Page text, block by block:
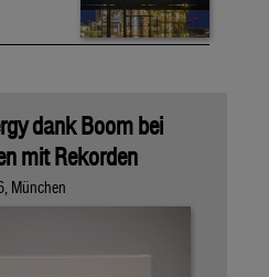
dank Boom bei
mit Rekorden
München